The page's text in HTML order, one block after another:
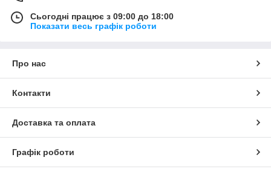
Сьогодні працює з 09:00 до 18:00
Показати весь графік роботи
Про нас
Контакти
Доставка та оплата
Графік роботи